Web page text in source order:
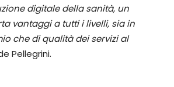
digitale della sanità, un
vantaggi a tutti i livelli, sia in
che di qualità dei servizi al
Pellegrini.